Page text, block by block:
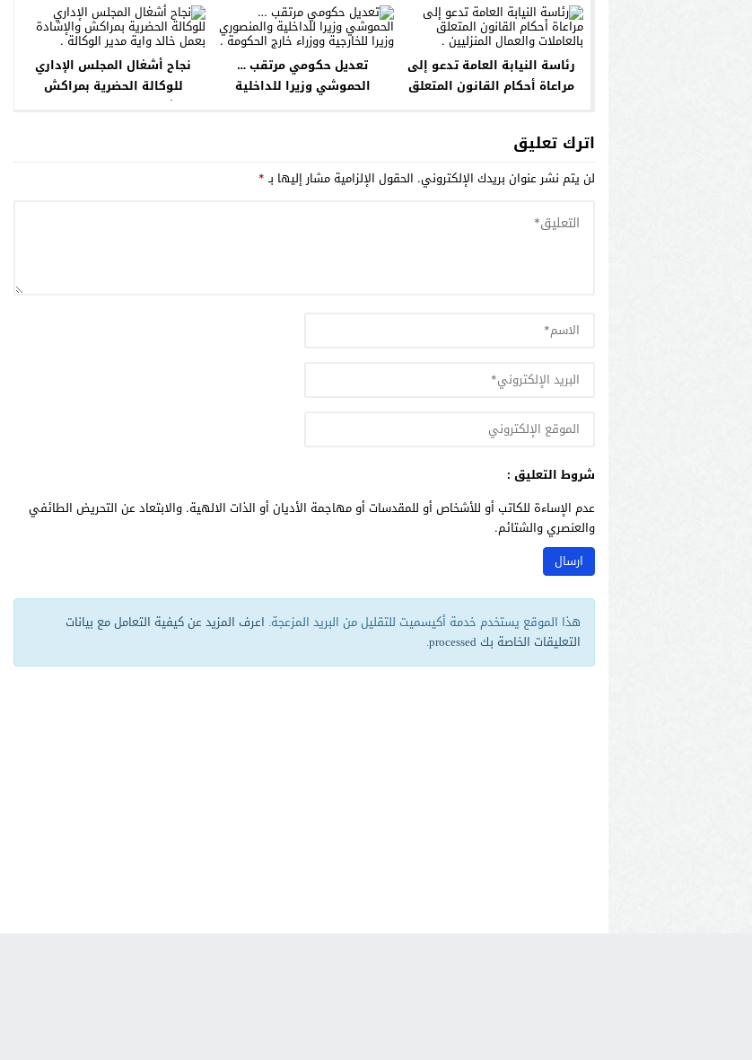
رئاسة النيابة العامة تدعو إلى
مراعاة أحكام القانون المتعلق
تعديل حكومي مرتقب …
الحموشي وزيرا للداخلية
نجاح أشغال المجلس الإداري
للوكالة الحضرية بمراكش
والإشادة بعمل خالد واية مدير
اترك تعليق
لن يتم نشر عنوان بريدك الإلكتروني. الحقول الإلزامية مشار إليها بـ*
شروط التعليق :
عدم الإساءة للكاتب أو للأشخاص أو للمقدسات أو مهاجمة الأديان أو الذات الالهية. والابتعاد عن التحريض الطائفي
والعنصري والشتائم.
هذا الموقع يستخدم خدمة أكيسميت للتقليل من البريد المزعجة. اعرف المزيد عن كيفية التعامل مع بيانات
التعليقات الخاصة بك processed
.